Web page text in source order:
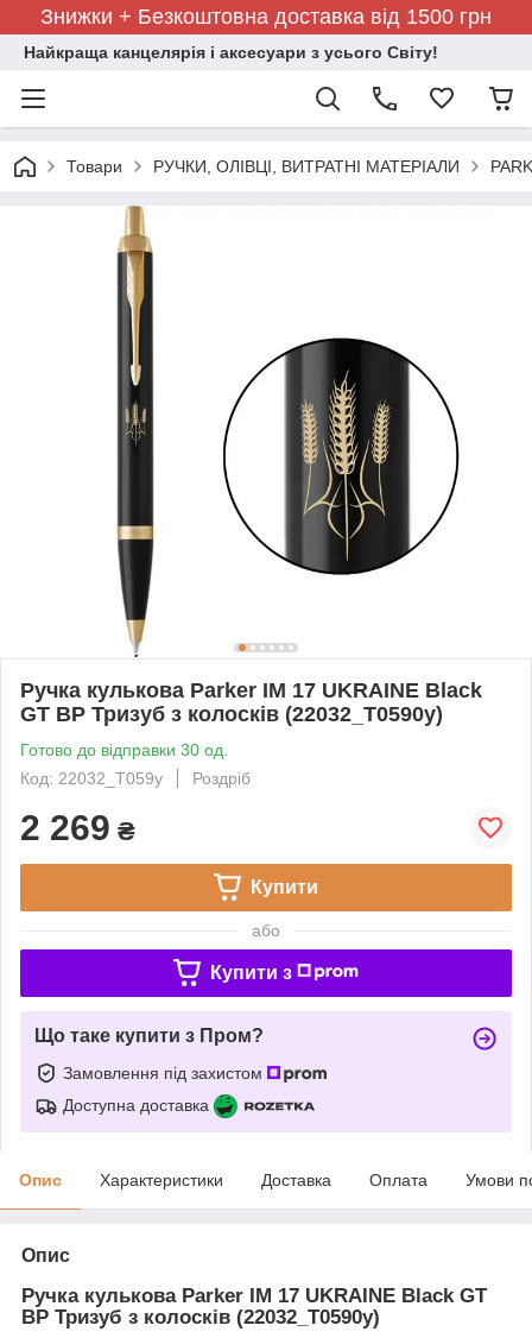
Знижки + Безкоштовна доставка від 1500 грн
Найкраща канцелярія і аксесуари з усього Світу!
Товари РУЧКИ, ОЛІВЦІ, ВИТРАТНІ МАТЕРІАЛИ
Ручка кулькова Parker IM 17 UKRAINE Black
GT BP Тризуб з колосків (22032_T0590y)
Готово до відправки 30 од.
Код: 22032_T059y
Роздріб
2 269 ₴
Купити
або
Купити з
Що таке купити з Пром?
Замовлення під захистом
Доступна доставка
Опис Характеристики Доставка Оплата Умови
Опис
Ручка кулькова Parker IM 17 UKRAINE Black GT
BP Тризуб з колосків (22032_T0590y)